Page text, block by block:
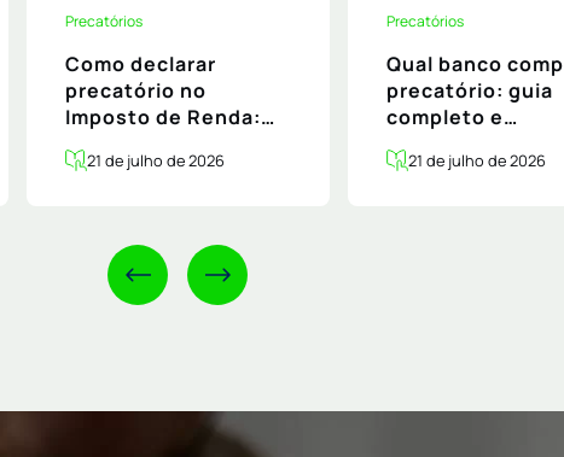
Precatórios
Como declarar
precatório no
Imposto de Renda:
guia passo a passo
21 de julho de 2026
Precatórios
Qual banco
precatório: guia
completo e
atualizado
21 de julho de 2026